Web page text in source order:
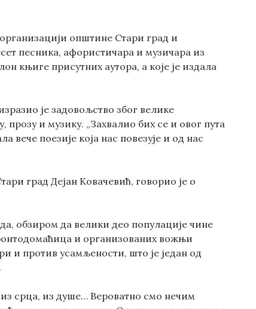
општине Стари град и
песника, афористичара и музичара из
књиге присутних аутора, а које је издала
је задовољство због велике
прозу и музику. „Захвалио бих се и овог пута
вече поезије која нас повезује и од нас
град Дејан Ковачевић, говорио је о
обзиром да велики део популације чине
и организованих вожњи
и против усамљености, што је један од
срца, из душе… Вероватно смо нечим